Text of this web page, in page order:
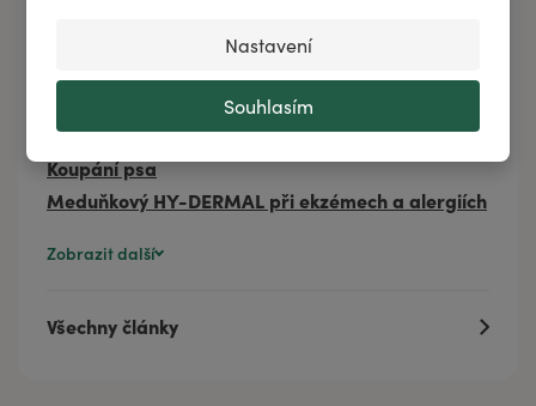
Nastavení
Souhlasím
Co dělat, když fretka nevoní?
Dermatitida u psa
Koupání psa
Meduňkový HY-DERMAL při ekzémech a alergiích
Zobrazit další
Všechny články